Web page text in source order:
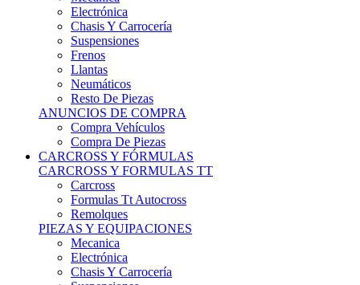
Electrónica
Chasis Y Carrocería
Suspensiones
Frenos
Llantas
Neumáticos
Resto De Piezas
ANUNCIOS DE COMPRA
Compra Vehículos
Compra De Piezas
CARCROSS Y FÓRMULAS
CARCROSS Y FORMULAS TT
Carcross
Formulas Tt Autocross
Remolques
PIEZAS Y EQUIPACIONES
Mecanica
Electrónica
Chasis Y Carrocería